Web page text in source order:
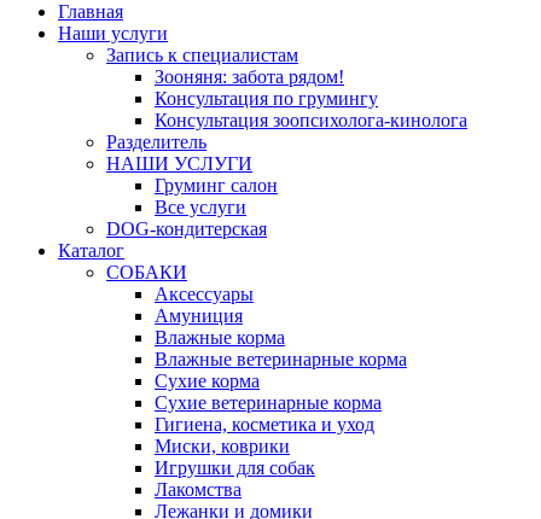
Главная
Наши услуги
Запись к специалистам
Зооняня: забота рядом!
Консультация по грумингу
Консультация зоопсихолога-кинолога
Pазделитель
НАШИ УСЛУГИ
Груминг салон
Все услуги
DOG-кондитерская
Каталог
СОБАКИ
Аксессуары
Амуниция
Влажные корма
Влажные ветеринарные корма
Сухие корма
Сухие ветеринарные корма
Гигиена, косметика и уход
Миски, коврики
Игрушки для собак
Лакомства
Лежанки и домики